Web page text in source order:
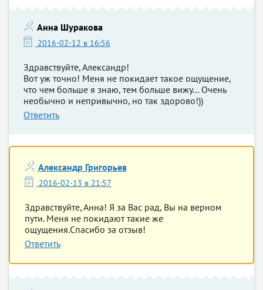
Анна Шуракова
2016-02-12 в 16:56
Здравствуйте, Александр!
Вот уж точно! Меня не покидает такое ощущение,
что чем больше я знаю, тем больше вижу… Очень
необычно и непривычно, но так здорово!))
Ответить
Александр Григорьев
2016-02-13 в 21:57
Здравствуйте, Анна! Я за Вас рад, Вы на верном
пути. Меня не покидают такие же
ощущения.Спасибо за отзыв!
Ответить